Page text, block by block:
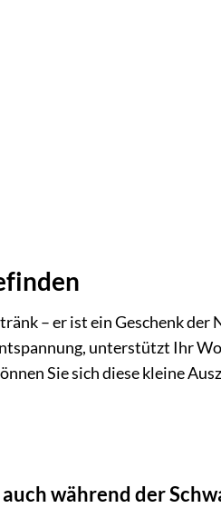
– er ist ein Geschenk der
unterstützt Ihr
Sie sich diese kleine
während der